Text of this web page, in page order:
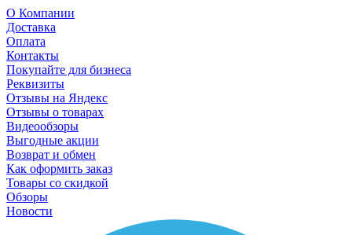
О Компании
Доставка
Оплата
Контакты
Покупайте для бизнеса
Реквизиты
Отзывы на Яндекс
Отзывы о товарах
Видеообзоры
Выгодные акции
Возврат и обмен
Как оформить заказ
Товары со скидкой
Обзоры
Новости